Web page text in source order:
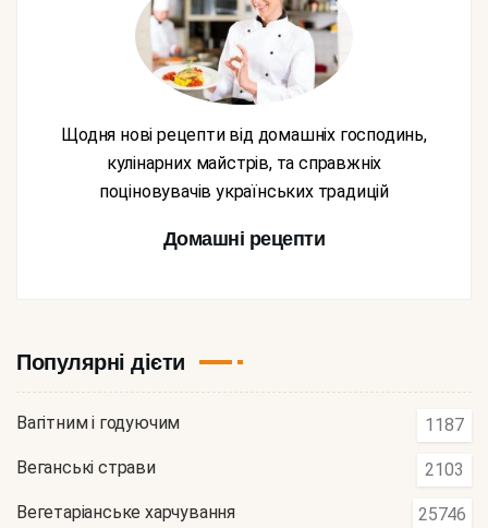
Щодня нові рецепти від домашніх господинь,
кулінарних майстрів, та справжніх
поціновувачів українських традицій
Домашні рецепти
Популярні дієти
Вагітним і годуючим 1187
Веганські страви 2103
Вегетаріанське харчування 25746